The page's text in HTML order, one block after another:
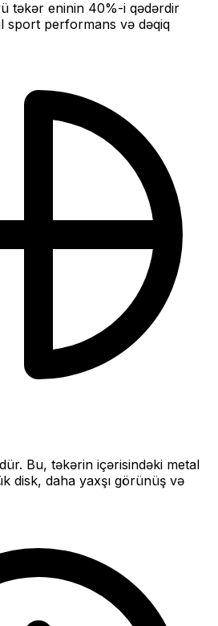
təkər eninin 40%-i qədərdir
sport performans və dəqiq
Bu, təkərin içərisindəki metal
disk, daha yaxşı görünüş və